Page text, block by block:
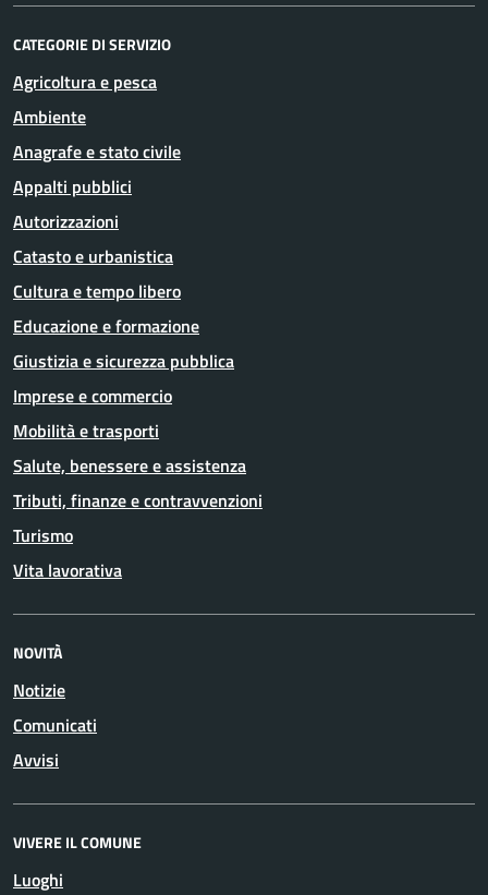
CATEGORIE DI SERVIZIO
Agricoltura e pesca
Ambiente
Anagrafe e stato civile
Appalti pubblici
Autorizzazioni
Catasto e urbanistica
Cultura e tempo libero
Educazione e formazione
Giustizia e sicurezza pubblica
Imprese e commercio
Mobilità e trasporti
Salute, benessere e assistenza
Tributi, finanze e contravvenzioni
Turismo
Vita lavorativa
NOVITÀ
Notizie
Comunicati
Avvisi
VIVERE IL COMUNE
Luoghi